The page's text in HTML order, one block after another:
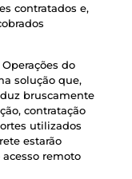
contratados e,
do
solução que,
bruscamente
contratação
utilizados
estarão
remoto